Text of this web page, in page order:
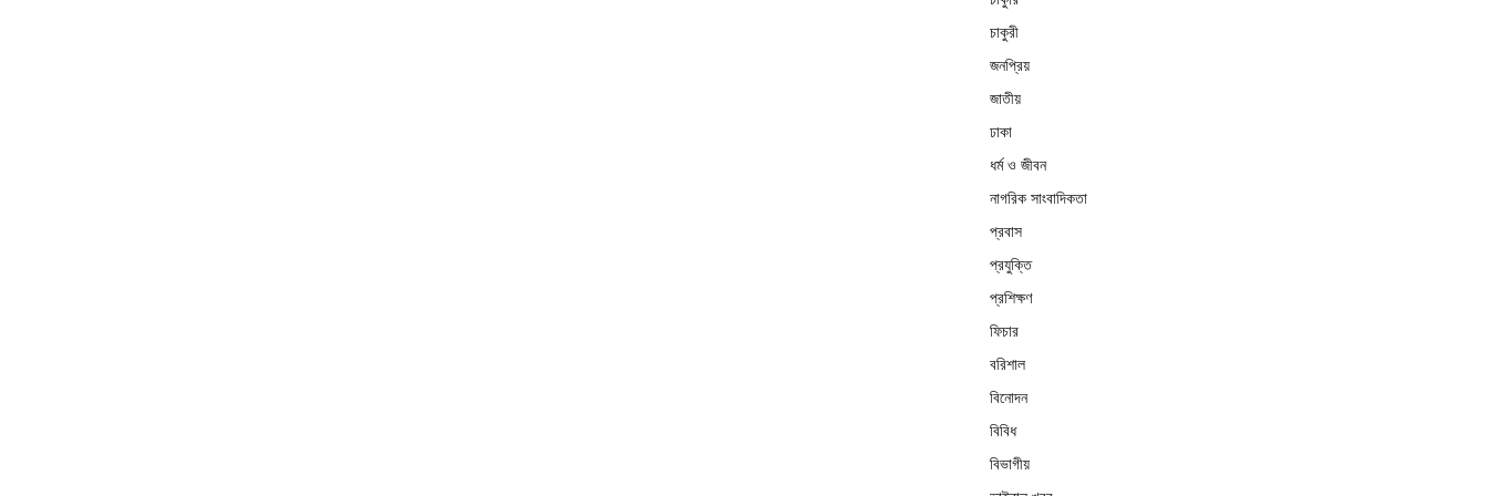
চাকুরী
জনপ্রিয়
জাতীয়
ঢাকা
ধর্ম ও জীবন
নাগরিক সাংবাদিকতা
প্রবাস
প্রযুক্তি
প্রশিক্ষণ
ফিচার
বরিশাল
বিনোদন
বিবিধ
বিভাগীয়